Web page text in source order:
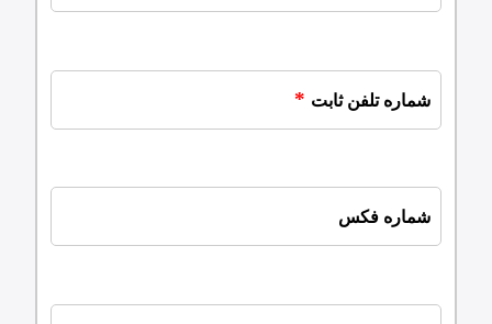
شماره تلفن ثابت
شماره فکس